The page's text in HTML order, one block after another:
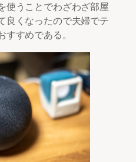
使うことでわざわざ部屋
良くなったので夫婦でテ
すめである。